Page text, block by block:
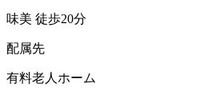
味美 徒歩20分
配属先
有料老人ホーム